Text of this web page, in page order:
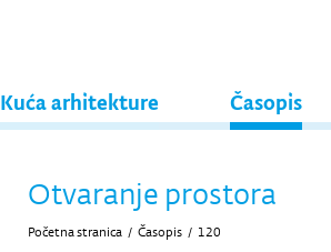
Kuća arhitekture Časopis
Otvaranje prostora
Početna stranica / Časopis / 120